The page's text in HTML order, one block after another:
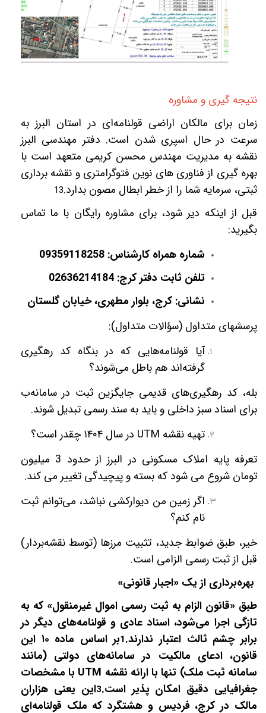
نتیجه گیری و مشاوره
زمان برای مالکان اراضی قولنامه‌ای در استان البرز به
سرعت در حال اسپری شدن است. دفتر مهندسی البرز
نقشه به مدیریت مهندس محسن کریمی متعهد است با
بهره گیری از فناوری های نوین فتوگرامتری و نقشه برداری
ثبتی، سرمایه شما را از خطر ابطال مصون بدارد.13
قبل از اینکه دیر شود، برای مشاوره رایگان با ما تماس
بگیرید:
شماره همراه کارشناس: 09359118258
تلفن ثابت دفتر کرج: 02636214184
نشانی: کرج، بلوار مطهری، خیابان گلستان
پرسشهای متداول (سؤالات متداول):
آیا قولنامه‌هایی که در بنگاه کد رهگیری
گرفته‌اند هم باطل می‌شوند؟
بله، کد رهگیری‌های قدیمی جایگزین ثبت در سامانه‌ب
برای اسناد سبز داخلی و باید به سند رسمی تبدیل شوند.
تهیه نقشه UTM در سال ۱۴۰۴چقدر است؟
تعرفه پایه املاک مسکونی در البرز از حدود 3 میلیون
تومان شروع می شود که بسته و پیچیدگی تغییر می کند.
اگر زمین من دیوارکشی نباشد، می‌توانم ثبت
نام کنم؟
خیر، طبق ضوابط جدید، تثبیت مرزها (توسط نقشه‌بردار)
قبل از ثبت رسمی الزامی است.
بهره‌برداری از یک «اجبار قانونی»
طبق «قانون الزام به ثبت رسمی اموال غیرمنقول» که به
تازگی اجرا می‌شود، اسناد عادی و قولنامه‌های دیگر در
برابر چشم ثالث اعتبار ندارند.1بر اساس ماده ۱۰ این
قانون، ادعای مالکیت در سامانه‌های دولتی (مانند
سامانه ثبت ملک) تنها با ارائه نقشه UTM با مشخصات
جغرافیایی دقیق امکان پذیر است.3این یعنی هزاران
مالک در کرج، فردیس و هشتگرد که ملک قولنامه‌ای